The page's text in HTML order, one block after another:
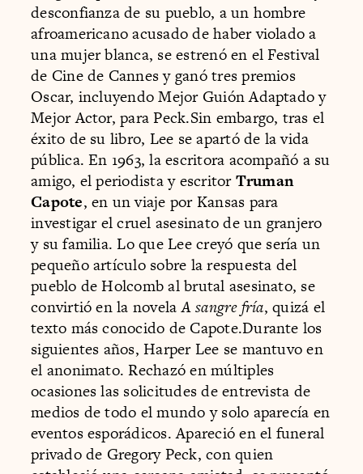
desconfianza de su pueblo, a un hombre
afroamericano acusado de haber violado a
una mujer blanca, se estrenó en el Festival
de Cine de Cannes y ganó tres premios
Oscar, incluyendo Mejor Guión Adaptado y
Mejor Actor, para Peck.Sin embargo, tras el
éxito de su libro, Lee se apartó de la vida
pública. En 1963, la escritora acompañó a su
amigo, el periodista y escritorTruman
Capote, en un viaje por Kansas para
investigar el cruel asesinato de un granjero
y su familia. Lo que Lee creyó que sería un
pequeño artículo sobre la respuesta del
pueblo de Holcomb al brutal asesinato, se
convirtió en la novelaA sangre fría, quizá el
texto más conocido de Capote.Durante los
siguientes años, Harper Lee se mantuvo en
el anonimato. Rechazó en múltiples
ocasiones las solicitudes de entrevista de
medios de todo el mundo y solo aparecía en
eventos esporádicos. Apareció en el funeral
privado de Gregory Peck, con quien